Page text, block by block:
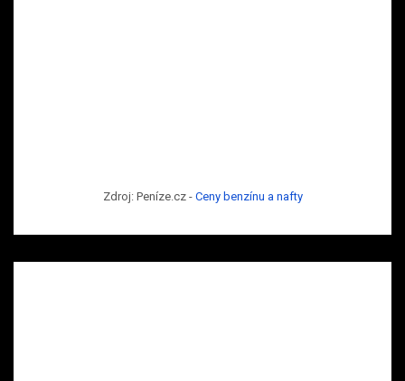
Zdroj: Peníze.cz - Ceny benzínu a nafty